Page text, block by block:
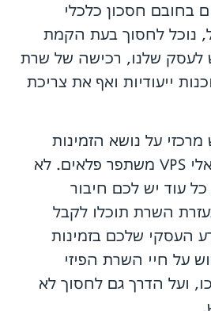
בחובם חסכון כלכלי
נוכל לחסוך בעת הקמת
שלנו, רכישה של שרת
ייעודיות ואף את צריכת
על נושא הזמינות
שבעזרת שרת וירטואלי VPS משתפר פלאים. לא
עוד יש לכם חיבור
השרת תוכלו לקבל
העסקי שלכם בזמינות
על חיי השרת הפיזי
ועל הדרך גם לחסוך לא